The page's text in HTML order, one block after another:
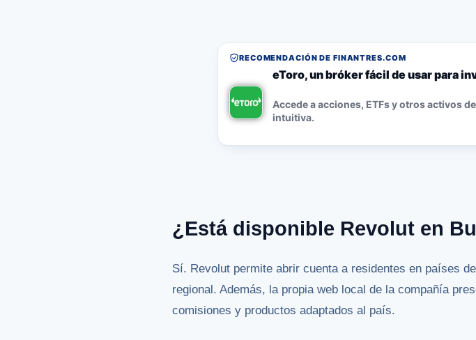
RECOMENDACIÓN DE FINANTRES.COM
eToro, un bróker fácil de usar para
Accede a acciones, ETFs y otros activos
intuitiva.
¿Está disponible Revolut en
Sí. Revolut permite abrir cuenta a residentes en países
regional. Además, la propia web local de la compañía
comisiones y productos adaptados al país.